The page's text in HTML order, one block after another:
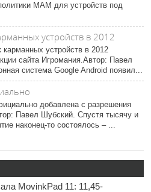
MAM для устройств под
устройств в 2012
карманных устройств в 2012
сайта Игромания.Автор: Павел
система Google Android появил...
добавлена с разрешения
Павел Шубский. Спустя тысячу и
наконец-то состоялось – ...
MovinkPad 11: 11,45-